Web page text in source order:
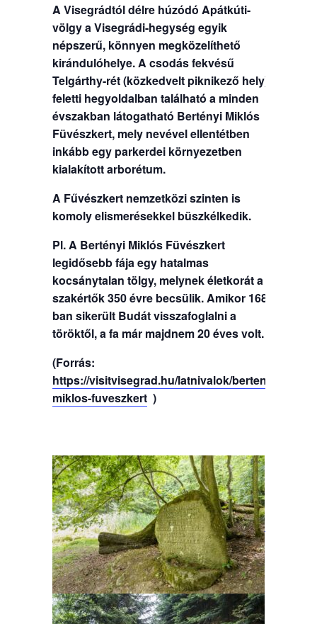
A Visegrádtól délre húzódó Apátkúti-
völgy a Visegrádi-hegység egyik
népszerű, könnyen megközelíthető
kirándulóhelye. A csodás fekvésű
Telgárthy-rét (közkedvelt piknikező hely)
feletti hegyoldalban található a minden
évszakban látogatható Bertényi Miklós
Füvészkert, mely nevével ellentétben
inkább egy parkerdei környezetben
kialakított arborétum.
A Fűvészkert nemzetközi szinten is
komoly elismerésekkel büszkélkedik.
Pl. A Bertényi Miklós Füvészkert
legidősebb fája egy hatalmas
kocsánytalan tölgy, melynek életkorát a
szakértők 350 évre becsülik. Amikor 1686-
ban sikerült Budát visszafoglalni a
töröktől, a fa már majdnem 20 éves volt.
(Forrás:
https://visitvisegrad.hu/latnivalok/bertenyi-
miklos-fuveszkert)